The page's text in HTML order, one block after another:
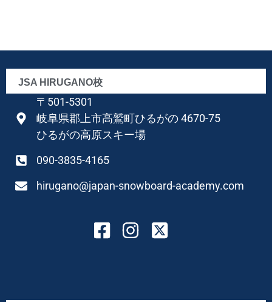
JSA HIRUGANO校
〒501-5301
岐阜県郡上市高鷲町ひるがの 4670-75
ひるがの高原スキー場
090-3835-4165
hirugano@japan-snowboard-academy.com